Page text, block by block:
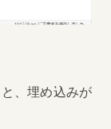
、埋め込みが